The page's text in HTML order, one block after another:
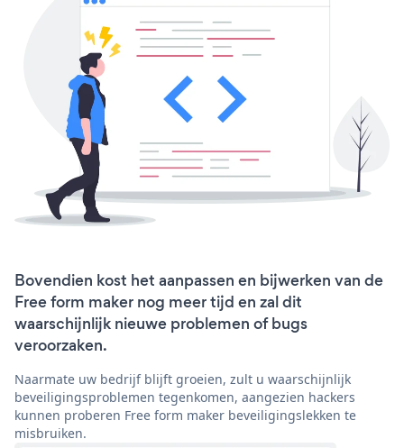
Bovendien kost het aanpassen en bijwerken van de
Free form maker nog meer tijd en zal dit
waarschijnlijk nieuwe problemen of bugs
veroorzaken.
Naarmate uw bedrijf blijft groeien, zult u waarschijnlijk
beveiligingsproblemen tegenkomen, aangezien hackers
kunnen proberen Free form maker beveiligingslekken te
misbruiken.